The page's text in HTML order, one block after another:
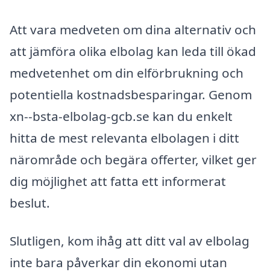
Att vara medveten om dina alternativ och
att jämföra olika elbolag kan leda till ökad
medvetenhet om din elförbrukning och
potentiella kostnadsbesparingar. Genom
xn--bsta-elbolag-gcb.se kan du enkelt
hitta de mest relevanta elbolagen i ditt
närområde och begära offerter, vilket ger
dig möjlighet att fatta ett informerat
beslut.
Slutligen, kom ihåg att ditt val av elbolag
inte bara påverkar din ekonomi utan